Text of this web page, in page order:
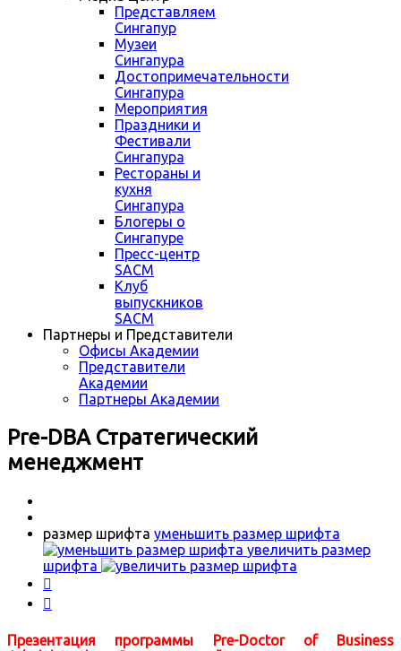
Представляем
Сингапур
Музеи
Сингапура
Достопримечательности
Сингапура
Мероприятия
Праздники и
Фестивали
Сингапура
Рестораны и
кухня
Сингапура
Блогеры о
Сингапуре
Пресс-центр
SACM
Клуб
выпускников
SACM
Партнеры и Представители
Офисы Академии
Представители
Академии
Партнеры Академии
Pre-DBA Стратегический
менеджмент
размер шрифта уменьшить размер шрифта
увеличить размер
шрифта


Презентация программы Pre-Doctor of Business